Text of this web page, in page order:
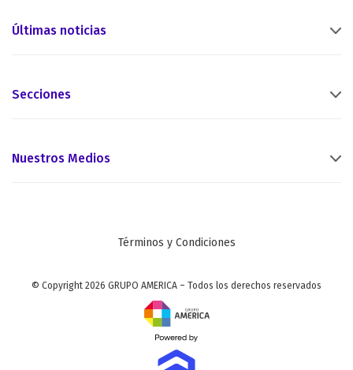
Últimas noticias
Secciones
Nuestros Medios
Términos y Condiciones
© Copyright 2026 GRUPO AMERICA – Todos los derechos reservados